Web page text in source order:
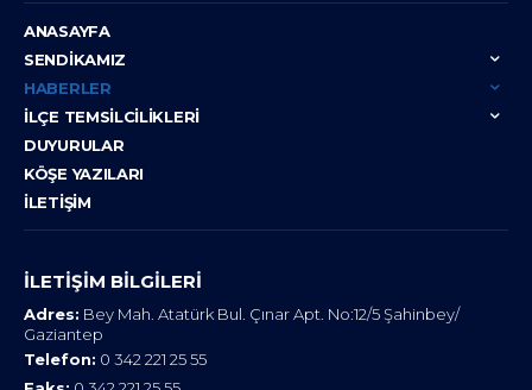
ANASAYFA
SENDIKAMIZ
HABERLER
İLÇE TEMSILCILIKLERI
DUYURULAR
KÖŞE YAZILARI
İLETIŞIM
İLETIŞIM BILGILERI
Adres: Bey Mah. Atatürk Bul. Çınar Apt. No:12/5 Şahinbey/
Gaziantep
Telefon: 0 342 221 25 55